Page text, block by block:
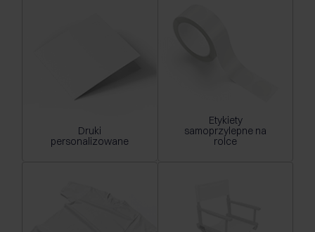
Druki
personalizowane
Etykiety
samoprzylepne na
rolce